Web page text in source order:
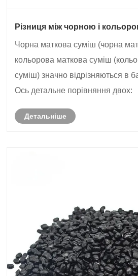
Різниця між чорною і
Чорна маткова суміш (чорна
кольорова маткова суміш
суміш) значно відрізняються в
Ось детальне порівняння двох:
Детальніше